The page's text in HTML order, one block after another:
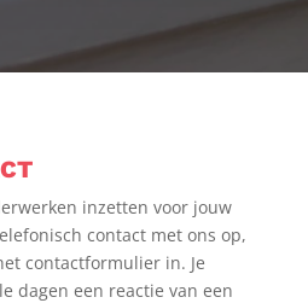
inzetten voor jouw
contact met ons op,
contactformulier in. Je
dagen een reactie van een